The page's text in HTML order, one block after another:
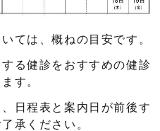
ては、概ねの目安です。
る健診をおすすめの健診
す。
日程表と案内日が前後す
承ください。